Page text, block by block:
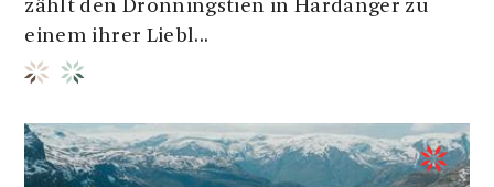
zählt den Dronningstien in Hardanger zu
einem ihrer Liebl...